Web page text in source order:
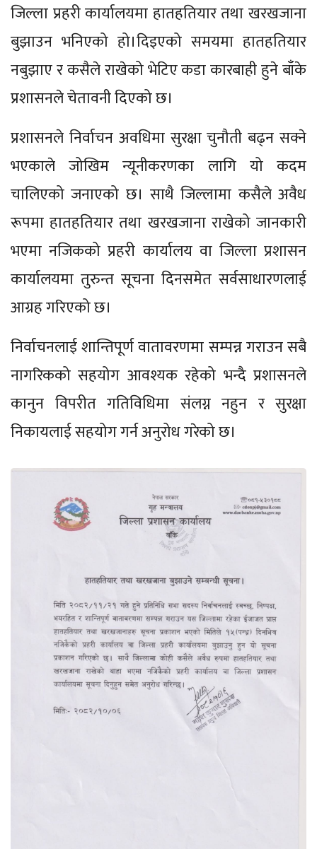
जिल्ला प्रहरी कार्यालयमा हातहतियार तथा खरखजाना
बुझाउन भनिएको हो।दिइएको समयमा हातहतियार
नबुझाए र कसैले राखेको भेटिए कडा कारबाही हुने बाँके
प्रशासनले चेतावनी दिएको छ।
प्रशासनले निर्वाचन अवधिमा सुरक्षा चुनौती बढ्न सक्ने
भएकाले जोखिम न्यूनीकरणका लागि यो कदम
चालिएको जनाएको छ। साथै जिल्लामा कसैले अवैध
रूपमा हातहतियार तथा खरखजाना राखेको जानकारी
भएमा नजिकको प्रहरी कार्यालय वा जिल्ला प्रशासन
कार्यालयमा तुरुन्त सूचना दिनसमेत सर्वसाधारणलाई
आग्रह गरिएको छ।
निर्वाचनलाई शान्तिपूर्ण वातावरणमा सम्पन्न गराउन सबै
नागरिकको सहयोग आवश्यक रहेको भन्दै प्रशासनले
कानुन विपरीत गतिविधिमा संलग्न नहुन र सुरक्षा
निकायलाई सहयोग गर्न अनुरोध गरेको छ।